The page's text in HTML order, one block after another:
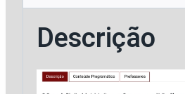
Descrição